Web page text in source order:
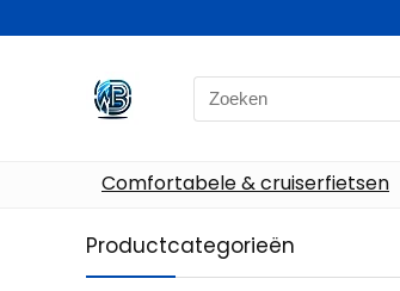
Search
for:
Comfortabele & cruiserfietsen
Productcategorieën